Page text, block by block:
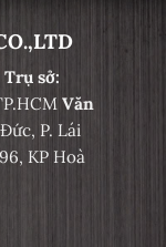
Trụ sở:
Văn
P. Lái
KP Hoà